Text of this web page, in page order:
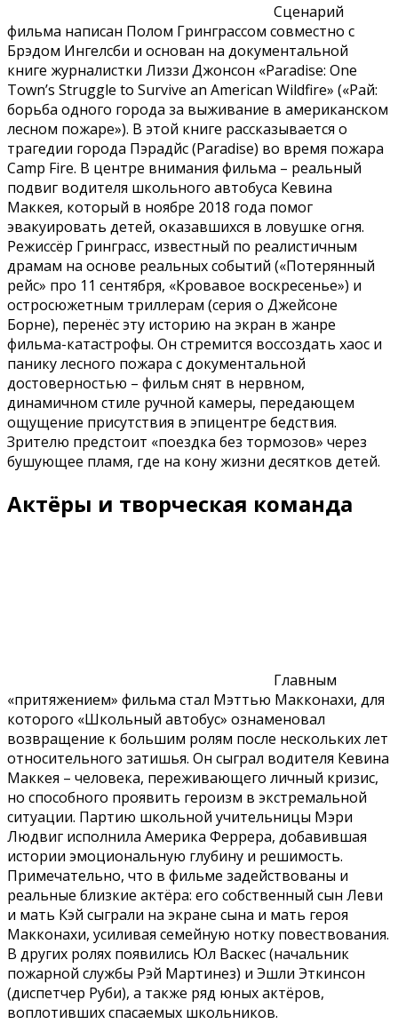
Сценарий
фильма написан Полом Гринграссом совместно с
Брэдом Ингелсби и основан на документальной
книге журналистки Лиззи Джонсон «Paradise: One
Town’s Struggle to Survive an American Wildfire» («Рай:
борьба одного города за выживание в американском
лесном пожаре»). В этой книге рассказывается о
трагедии города Пэрадйс (Paradise) во время пожара
Camp Fire. В центре внимания фильма – реальный
подвиг водителя школьного автобуса Кевина
Маккея, который в ноябре 2018 года помог
эвакуировать детей, оказавшихся в ловушке огня.
Режиссёр Гринграсс, известный по реалистичным
драмам на основе реальных событий («Потерянный
рейс» про 11 сентября, «Кровавое воскресенье») и
остросюжетным триллерам (серия о Джейсоне
Борне), перенёс эту историю на экран в жанре
фильма-катастрофы. Он стремится воссоздать хаос и
панику лесного пожара с документальной
достоверностью – фильм снят в нервном,
динамичном стиле ручной камеры, передающем
ощущение присутствия в эпицентре бедствия.
Зрителю предстоит «поездка без тормозов» через
бушующее пламя, где на кону жизни десятков детей.
Актёры и творческая команда
Главным
«притяжением» фильма стал Мэттью Макконахи, для
которого «Школьный автобус» ознаменовал
возвращение к большим ролям после нескольких лет
относительного затишья. Он сыграл водителя Кевина
Маккея – человека, переживающего личный кризис,
но способного проявить героизм в экстремальной
ситуации. Партию школьной учительницы Мэри
Людвиг исполнила Америка Феррера, добавившая
истории эмоциональную глубину и решимость.
Примечательно, что в фильме задействованы и
реальные близкие актёра: его собственный сын Леви
и мать Кэй сыграли на экране сына и мать героя
Макконахи, усиливая семейную нотку повествования.
В других ролях появились Юл Васкес (начальник
пожарной службы Рэй Мартинез) и Эшли Эткинсон
(диспетчер Руби), а также ряд юных актёров,
воплотивших спасаемых школьников.